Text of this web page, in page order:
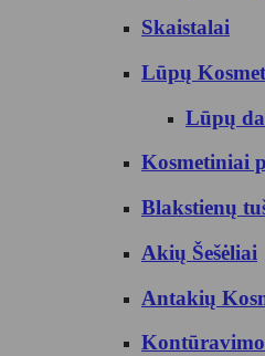
Skaistalai
Lūpų
Lūpų
Kosmetiniai
Blakstienų
Akių Šešėliai
Antakių
Kontūravimo